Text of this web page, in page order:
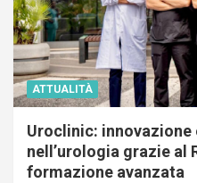
ATTUALITÀ
Uroclinic: innovazione
nell’urologia grazie al
formazione avanzata